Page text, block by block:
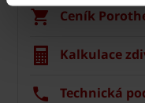
Ceník
Kalkulace
Technická